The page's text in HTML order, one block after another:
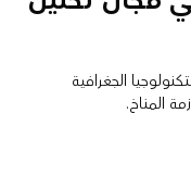
الجغرافية